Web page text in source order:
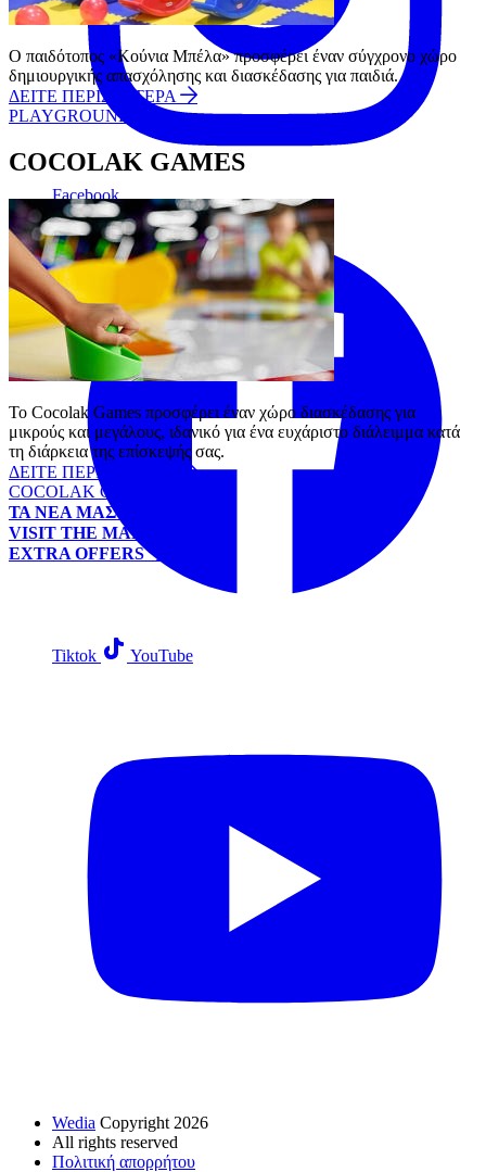
Ο παιδότοπος «Κούνια Μπέλα» προσφέρει έναν σύγχρονο χώρο
δημιουργικής απασχόλησης και διασκέδασης για παιδιά.
ΔΕΙΤΕ ΠΕΡΙΣΣΟΤΕΡΑ
PLAYGROUND
COCOLAK GAMES
Το Cocolak Games προσφέρει έναν χώρο διασκέδασης για
μικρούς και μεγάλους, ιδανικό για ένα ευχάριστο διάλειμμα κατά
τη διάρκεια της επίσκεψής σας.
ΔΕΙΤΕ ΠΕΡΙΣΣΟΤΕΡΑ
COCOLAK GAMES
ΤΑ ΝΕΑ ΜΑΣ
VISIT THE MALL
EXTRA OFFERS
Facebook
Tiktok YouTube
Wedia Copyright 2026
All rights reserved
Πολιτική απορρήτου